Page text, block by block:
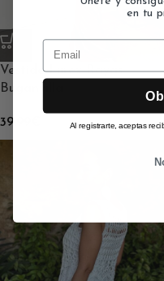
Vestido Lurex Rayas
Buganvilla
39.99
en tu
Email
Al registrarte, aceptas